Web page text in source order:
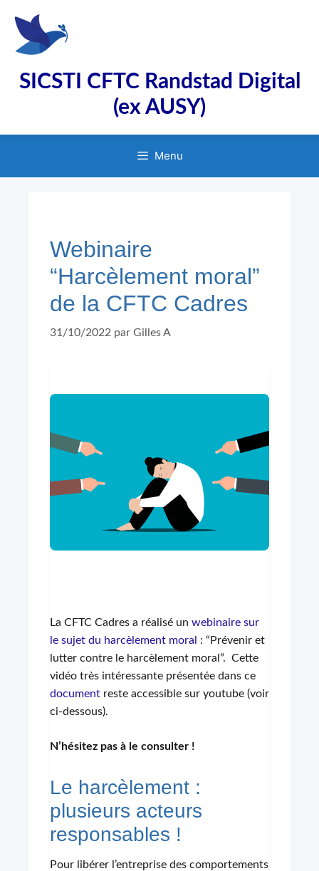
contenu
SICSTI CFTC Randstad Digital
(ex AUSY)
Menu
Webinaire
“Harcèlement moral”
de la CFTC Cadres
31/10/2022 par Gilles A
La CFTC Cadres a réalisé un webinaire sur
le sujet du harcèlement moral
: “Prévenir et
lutter contre le harcèlement moral”. Cette
vidéo très intéressante présentée dans ce
document reste accessible sur youtube (voir
ci-dessous).
N’hésitez pas à le consulter !
Le harcèlement :
plusieurs acteurs
responsables !
Pour libérer l’entreprise des comportements